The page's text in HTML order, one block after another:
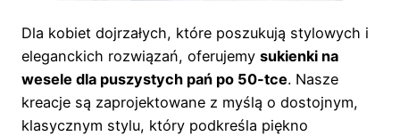
Dla kobiet dojrzałych, które poszukują stylowych i
eleganckich rozwiązań, oferujemy sukienki na
wesele dla puszystych pań po 50-tce. Nasze
kreacje są zaprojektowane z myślą o dostojnym,
klasycznym stylu, który podkreśla piękno